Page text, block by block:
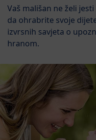
Vaš mališan ne želi
da ohrabrite svoje
izvrsnih savjeta o
hranom.